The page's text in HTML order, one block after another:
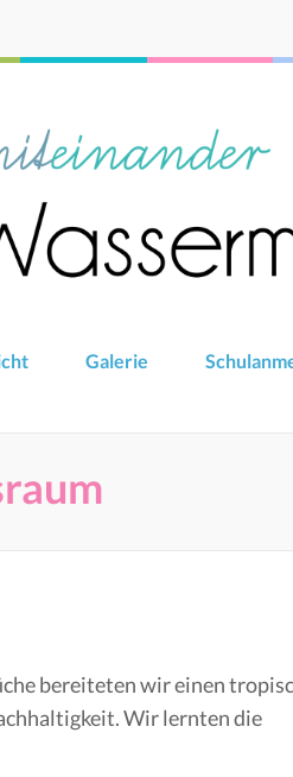
Galerie
bereiteten wir einen
Wir lernten die